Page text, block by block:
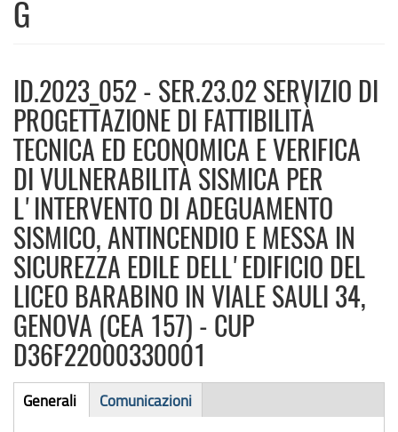
G
ID.2023_052 - SER.23.02 SERVIZIO DI
PROGETTAZIONE DI FATTIBILITÀ
TECNICA ED ECONOMICA E VERIFICA
DI VULNERABILITÀ SISMICA PER
L'INTERVENTO DI ADEGUAMENTO
SISMICO, ANTINCENDIO E MESSA IN
SICUREZZA EDILE DELL'EDIFICIO DEL
LICEO BARABINO IN VIALE SAULI 34,
GENOVA (CEA 157) - CUP
D36F22000330001
Bando
Generali
Comunicazioni